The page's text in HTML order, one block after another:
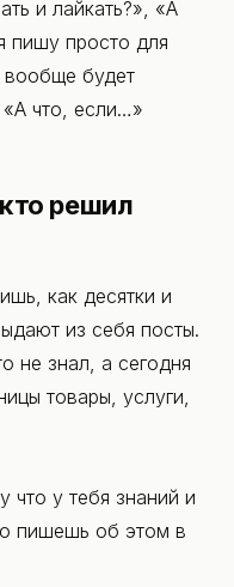
и лайкать?», «А
пишу просто для
вообще будет
что, если…»
решил
как десятки и
из себя посты.
не знал, а сегодня
товары, услуги,
что у тебя знаний и
пишешь об этом в